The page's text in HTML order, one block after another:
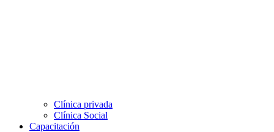
Clínica privada
Clínica Social
Capacitación